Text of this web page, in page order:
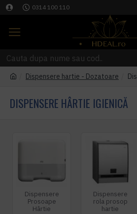
0314 100 110
Dispensere hartie - Dozatoare
DISPENSERE HÂRTIE IGIENICĂ
Dispensere
Prosoape
Hârtie
Dispensere
rola prosop
hartie